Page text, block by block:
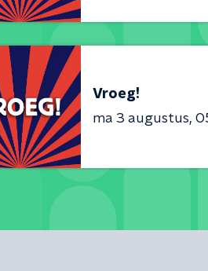
Vroeg!
ma 3 augustus